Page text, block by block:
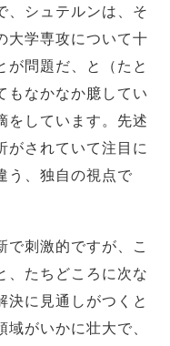
、シュテルンは、そ
大学専攻について十
が問題だ、と（たと
もなかなか臆してい
をしています。先述
がされていて注目に
う、独自の視点で
で刺激的ですが、こ
、たちどころに次な
決に見通しがつくと
がいかに壮大で、